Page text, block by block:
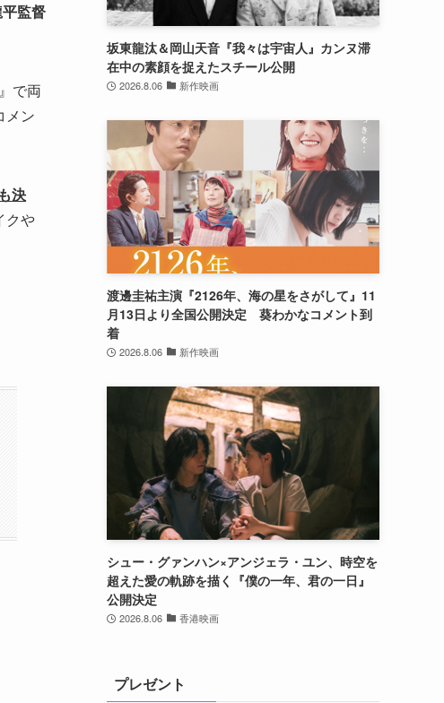
監督
で両
メン
決
クや
坂東龍汰＆岡山天音『我々は宇宙人』カンヌ滞
在中の素顔を捉えたスチール公開
2026.8.06 新作映画
渡邊圭祐主演『2126年、海の星をさがして』11
月13日より全国公開決定 葵わかなコメント到
着
2026.8.06 新作映画
シュー・グァンハン×アンジェラ・ユン、時空を
超えた愛の軌跡を描く『僕の一年、君の一日』
公開決定
2026.8.06 香港映画
プレゼント